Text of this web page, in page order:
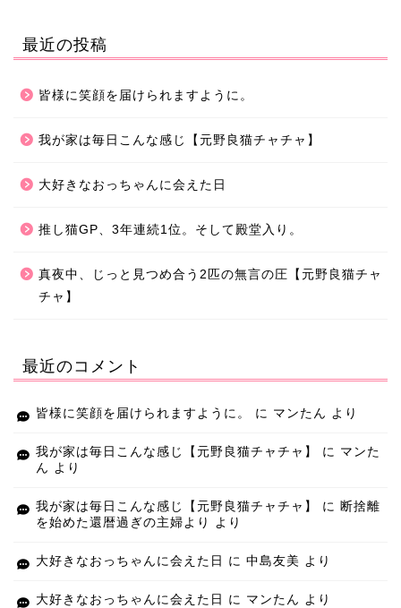
最近の投稿
皆様に笑顔を届けられますように。
我が家は毎日こんな感じ【元野良猫チャチャ】
大好きなおっちゃんに会えた日
推し猫GP、3年連続1位。そして殿堂入り。
真夜中、じっと見つめ合う2匹の無言の圧【元野良猫チャ
チャ】
最近のコメント
皆様に笑顔を届けられますように。 に マンたん より
我が家は毎日こんな感じ【元野良猫チャチャ】 に マンた
ん より
我が家は毎日こんな感じ【元野良猫チャチャ】 に 断捨離
を始めた還暦過ぎの主婦より
より
大好きなおっちゃんに会えた日 に 中島友美 より
大好きなおっちゃんに会えた日 に マンたん より